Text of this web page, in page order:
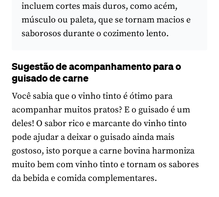
incluem cortes mais duros, como acém,
músculo ou paleta, que se tornam macios e
saborosos durante o cozimento lento.
Sugestão de acompanhamento para o
guisado de carne
Você sabia que o vinho tinto é ótimo para
acompanhar muitos pratos? E o guisado é um
deles! O sabor rico e marcante do vinho tinto
pode ajudar a deixar o guisado ainda mais
gostoso, isto porque a carne bovina harmoniza
muito bem com vinho tinto e tornam os sabores
da bebida e comida complementares.